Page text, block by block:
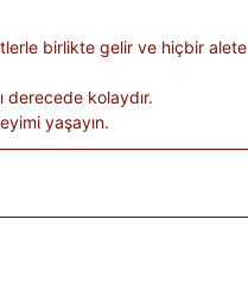
birlikte gelir ve hiçbir alete
derecede kolaydır.
yaşayın.